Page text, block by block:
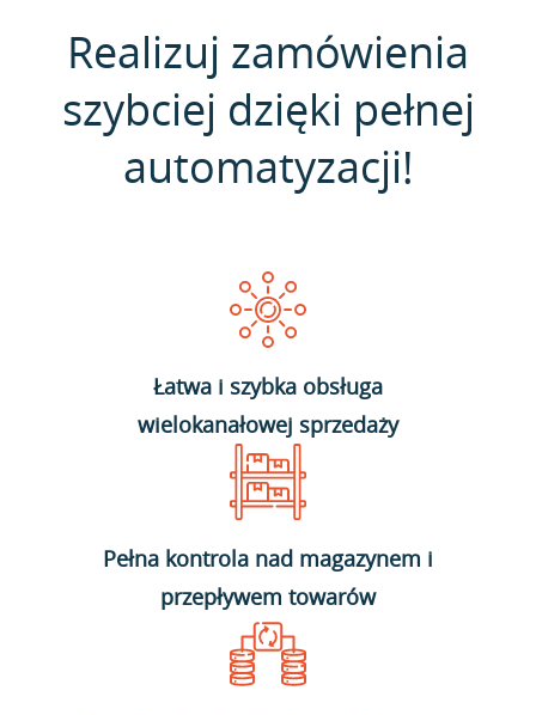
Realizuj zamówienia
szybciej dzięki pełnej
automatyzacji!
Łatwa i szybka obsługa
wielokanałowej sprzedaży
Pełna kontrola nad magazynem i
przepływem towarów